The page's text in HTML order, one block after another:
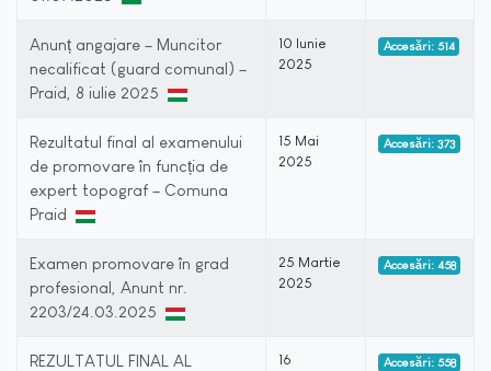
Anunț angajare – Muncitor
necalificat (guard comunal) –
Praid, 8 iulie 2025
10 Iunie
2025
Accesări: 514
Rezultatul final al examenului
de promovare în funcția de
expert topograf – Comuna
Praid
15 Mai
2025
Accesări: 373
Examen promovare în grad
profesional, Anunt nr.
2203/24.03.2025
25 Martie
2025
Accesări: 458
REZULTATUL FINAL AL
16
Accesări: 558